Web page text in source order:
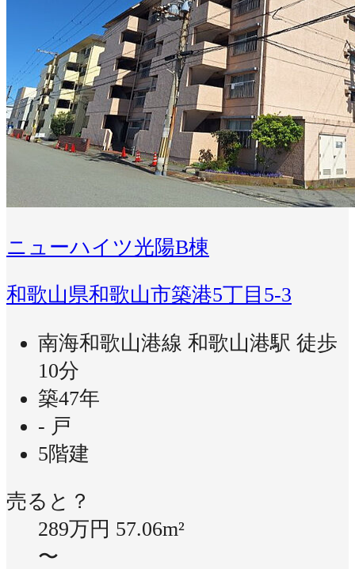
ニューハイツ光陽B棟
和歌山県和歌山市築港5丁目5-3
南海和歌山港線 和歌山港駅 徒歩
10分
築47年
- 戸
5階建
売ると？
289万円 57.06m²
〜